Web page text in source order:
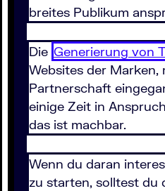
breites Publikum
Die Generierung von
Websites der Marken,
Partnerschaft
einige Zeit in
das ist machbar.
Wenn du daran
zu starten, solltest du